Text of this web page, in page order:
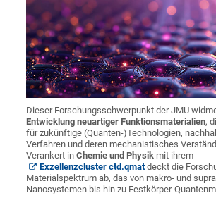
Dieser Forschungsschwerpunkt der JMU
Entwicklung neuartiger Funktionsmaterialien,
für zukünftige (Quanten-)Technologien,
Verfahren und deren mechanistisches
Verankert inChemie und Physik mit ihrem
Exzellenzcluster ctd.qmatdeckt die
Materialspektrum ab, das von makro- und
Nanosystemen bis hin zu Festkörper-